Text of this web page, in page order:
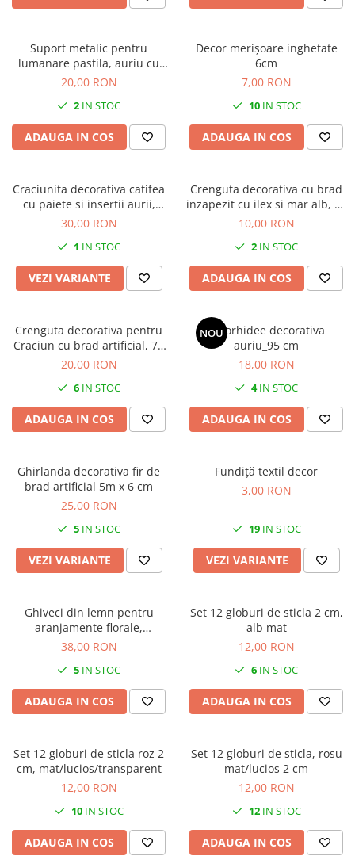
Suport metalic pentru
lumanare pastila, auriu cu
fulg de nea, 16x8 cm
20,00 RON
2 IN STOC
ADAUGA IN COS
Decor merișoare inghetate
6cm
7,00 RON
10IN STOC
ADAUGA IN COS
Craciunita decorativa catifea
cu paiete si insertii aurii,
30x40 cm verde
30,00 RON
1 IN STOC
VEZI VARIANTE
Crenguta decorativa cu brad
inzapezit cu ilex si mar alb, 40
cm
10,00 RON
2 IN STOC
ADAUGA IN COS
Crenguta decorativa pentru
Craciun cu brad artificial, 76
cm, 5 ramuri
20,00 RON
6 IN STOC
ADAUGA IN COS
NOU
Fir orhidee decorativa
auriu_95 cm
18,00 RON
4IN STOC
ADAUGA IN COS
Ghirlanda decorativa fir de
brad artificial 5m x 6 cm
25,00 RON
5 IN STOC
VEZI VARIANTE
Fundiță textil decor
3,00 RON
19IN STOC
VEZI VARIANTE
Ghiveci din lemn pentru
aranjamente florale,
20x25x11cm
38,00 RON
5 IN STOC
ADAUGA IN COS
Set 12 globuri de sticla 2 cm,
alb mat
12,00 RON
6 IN STOC
ADAUGA IN COS
Set 12 globuri de sticla roz 2
cm, mat/lucios/transparent
12,00 RON
10IN STOC
ADAUGA IN COS
Set 12 globuri de sticla, rosu
mat/lucios 2 cm
12,00 RON
12IN STOC
ADAUGA IN COS